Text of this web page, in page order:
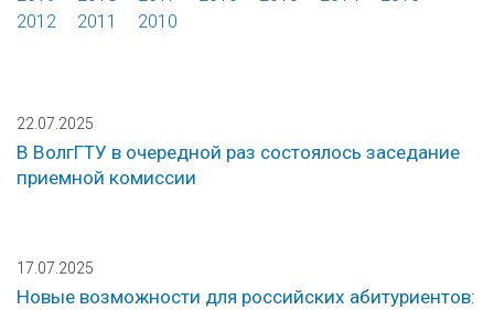
2012
2011 2010
22.07.2025
В ВолгГТУ в очередной раз состоялось заседание
приемной комиссии
17.07.2025
Новые возможности для российских абитуриентов: